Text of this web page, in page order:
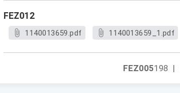
FEZ012
1140013659.pdf 1140013659_1.pdf
FEZ005198 |